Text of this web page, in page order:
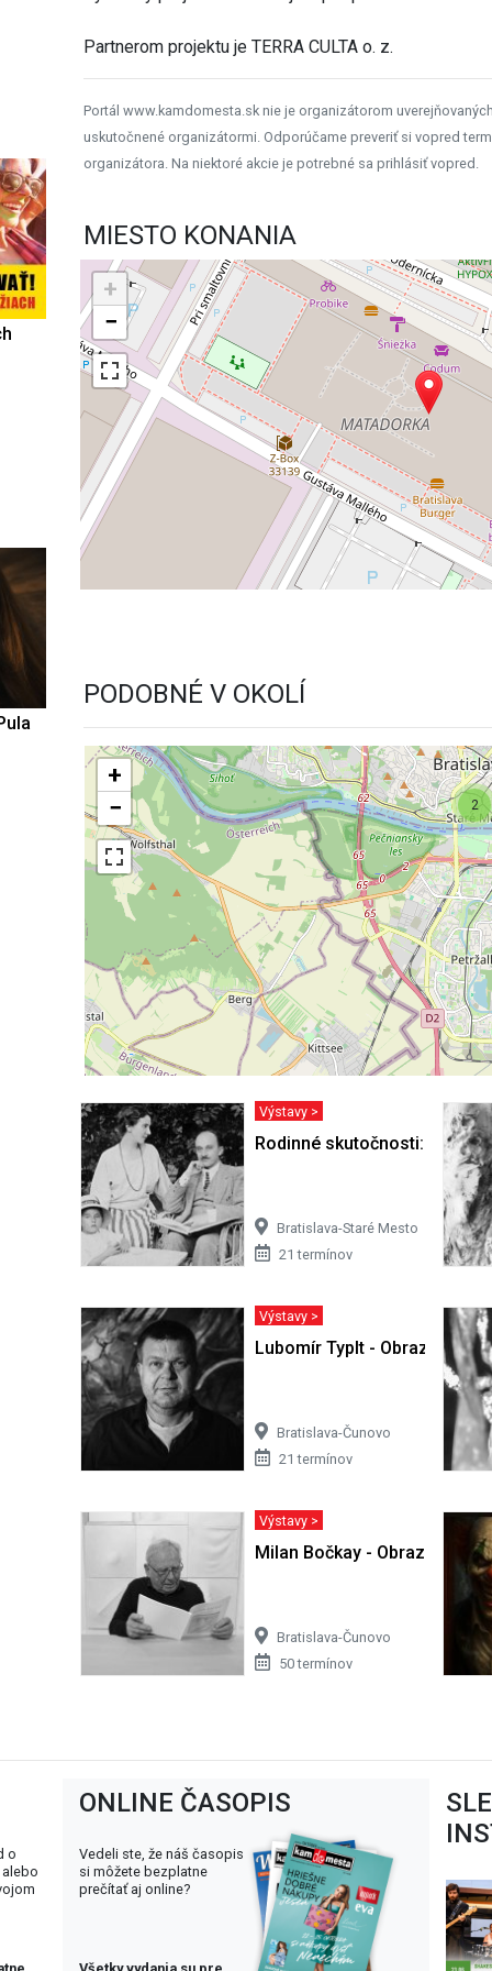
Partnerom projektu je TERRA CULTA o. z.
Portál www.kamdomesta.sk nie je organizátorom
uskutočnené organizátormi. Odporúčame preveriť si vopred
organizátora. Na niektoré akcie je potrebné sa prihlásiť vopred.
MIESTO KONANIA
+
−
PODOBNÉ V OKOLÍ
2
+
−
Výstavy >
Rodinné skutočnosti: Obraz
Bratislava-Staré Mesto
21 termínov
Výstavy >
Lubomír Typlt - Obrazy
Bratislava-Čunovo
21 termínov
Výstavy >
Milan Bočkay - Obrazy
Bratislava-Čunovo
50 termínov
o
ONLINE ČASOPIS
Vedeli ste, že náš časopis
si môžete bezplatne
prečítať aj online?